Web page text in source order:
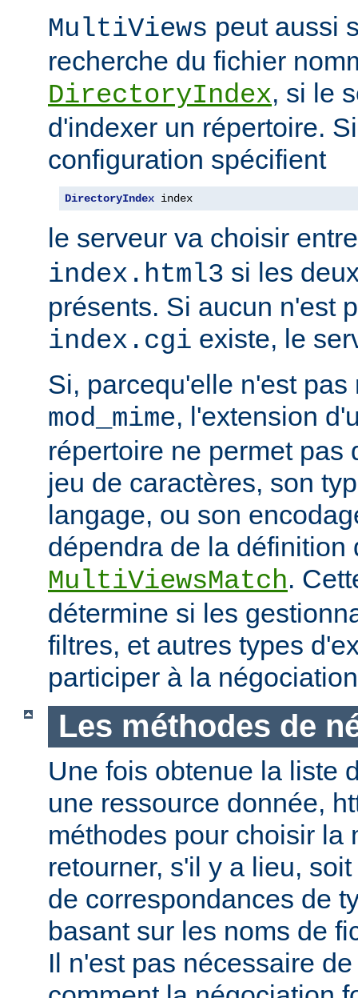
MultiViews peut aussi
recherche du fichier
DirectoryIndex, si le
d'indexer un répertoire.
configuration spécifient
DirectoryIndex index
le serveur va choisir
index.html3 si les
présents. Si aucun n'est
index.cgi existe, le
Si, parcequ'elle n'est pas
mod_mime, l'extension
répertoire ne permet pas
jeu de caractères, son
langage, ou son
dépendra de la définition
MultiViewsMatch.
détermine si les
filtres, et autres types
participer à la
Les méthodes de
Une fois obtenue la liste
une ressource donnée,
méthodes pour choisir la
retourner, s'il y a lieu,
de correspondances de
basant sur les noms de
Il n'est pas nécessaire